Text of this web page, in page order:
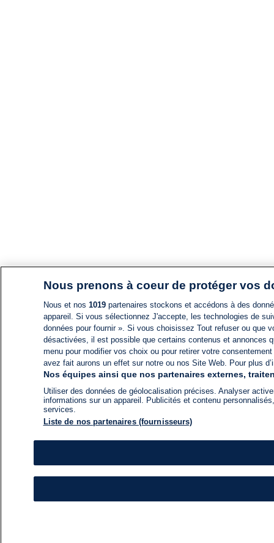
Nous prenons à coeur de protéger vos
Nous et nos 1019partenaires stockons et accédons à des
appareil. Si vous sélectionnez J'accepte, les technologies de
données pour fournir ». Si vous choisissez Tout refuser ou
désactivées, il est possible que certains contenus et annonces
menu pour modifier vos choix ou pour retirer votre
avez fait aurons un effet sur notre ou nos Site Web. Pour plus
Nos équipes ainsi que nos partenaires externes,
Utiliser des données de géolocalisation précises. Analyser
informations sur un appareil. Publicités et contenu
services.
Liste de nos partenaires (fournisseurs)